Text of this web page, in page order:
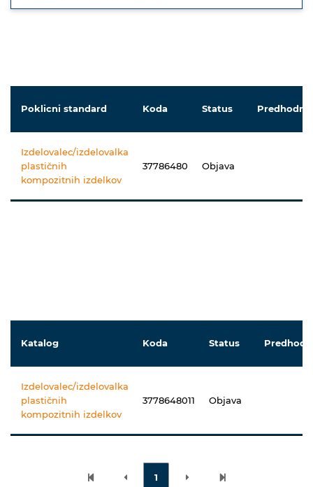
Poklicni standard Koda Status
Izdelovalec/izdelovalka
plastičnih
kompozitnih izdelkov
37786480 Objava
Katalog Koda Status
Izdelovalec/izdelovalka
plastičnih
kompozitnih izdelkov
3778648011 Objava
1